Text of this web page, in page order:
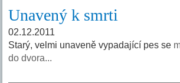
Unavený k smrti
02.12.2011
Starý, velmi unaveně vypadající pes se
do dvora...